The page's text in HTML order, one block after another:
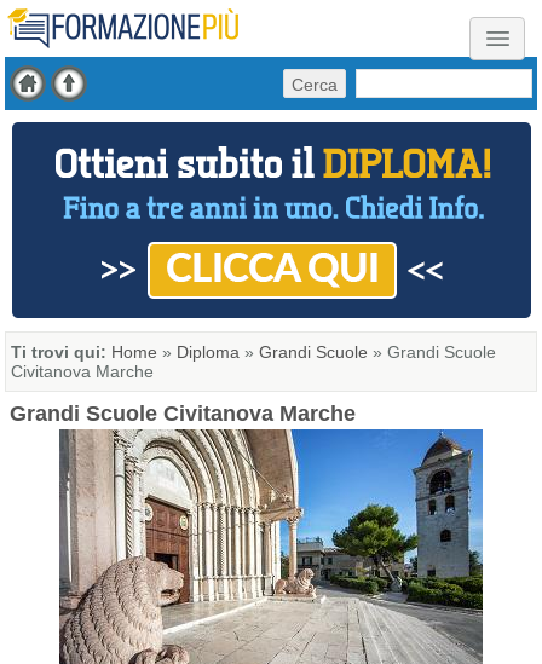
Cerca
Ti trovi qui: Home » Diploma » Grandi Scuole » Grandi Scuole
Civitanova Marche
Grandi Scuole Civitanova Marche